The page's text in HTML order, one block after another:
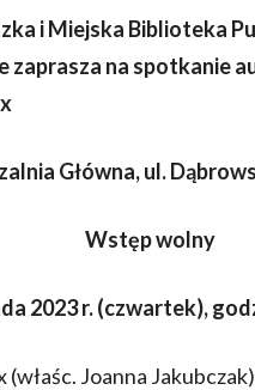
i Miejska Biblioteka
zaprasza na spotkanie
Główna, ul.
Wstęp wolny
2023 r. (czwartek),
(właśc. Joanna